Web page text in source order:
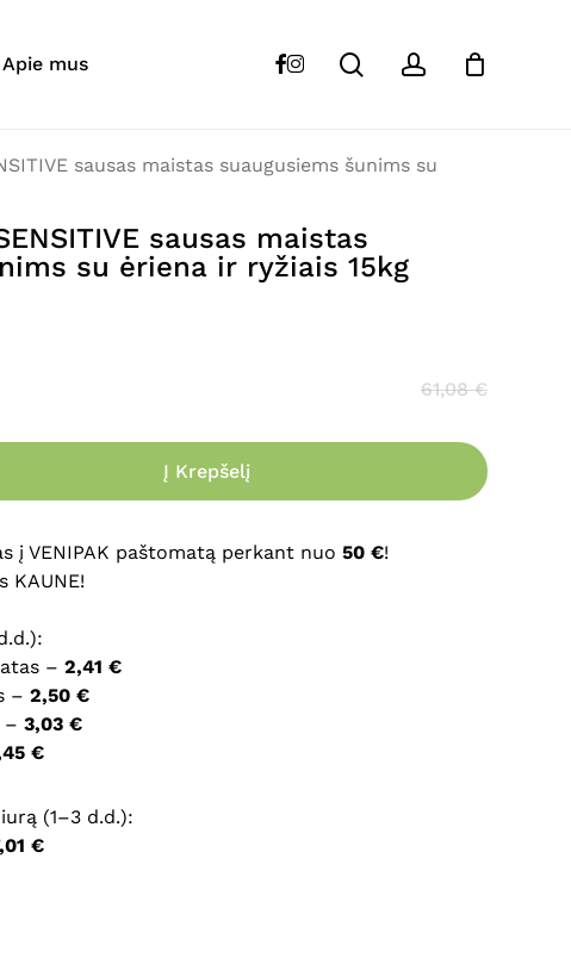
Apie mus facebook
instagram searchaccount
sausas maistas suaugusiems šunims su
sausas maistas
su ėriena ir ryžiais 15kg
61,08€
Į Krepšelį
į VENIPAK paštomatą perkant nuo 50 €!
KAUNE!
– 2,41 €
– 2,50 €
– 3,03 €
€
(1–3 d.d.):
€
“DR. CLAUDER’S SENSITIVE sausas maistas
naršyklėje išsaugoti vardą, el. pašto adresą ir interneto